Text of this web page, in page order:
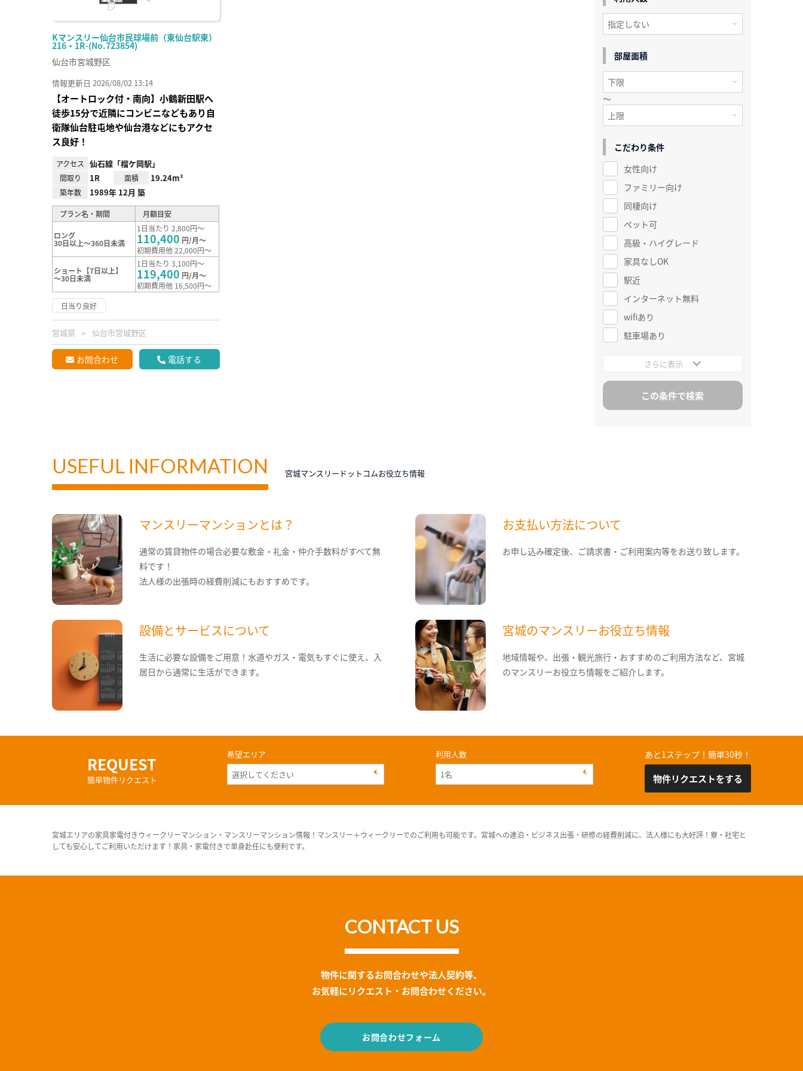
Kマンスリー仙台市民球場前（東仙台駅東）
216・1R-(No.723854)
仙台市宮城野区
情報更新日 2026/08/02 13:14
【オートロック付・南向】小鶴新田駅へ
徒歩15分で近隣にコンビニなどもあり自
衛隊仙台駐屯地や仙台港などにもアクセ
ス良好！
アクセス 仙石線「榴ケ岡駅」
間取り 1R 面積 19.24m²
築年数 1989年 12月 築
プラン名・期間 月額目安
ロング
30日以上～360日未満
1日当たり 2,800円～
110,400 円/月～
初期費用他 22,000円～
ショート【7日以上】
～30日未満
1日当たり 3,100円～
119,400 円/月～
初期費用他 16,500円～
日当り良好
宮城県 仙台市宮城野区
お問合わせ 電話する
部屋面積
～
こだわり条件
女性向け
ファミリー向け
同棲向け
ペット可
高級・ハイグレード
家具なしOK
駅近
インターネット無料
wifiあり
駐車場あり
さらに表示
USEFUL INFORMATION 宮城マンスリードットコムお役立ち情報
マンスリーマンションとは？
通常の賃貸物件の場合必要な敷金・礼金・仲介手数料がすべて無
料です！
法人様の出張時の経費削減にもおすすめです。
お支払い方法について
お申し込み確定後、ご請求書・ご利用案内等をお送り致します。
設備とサービスについて
生活に必要な設備をご用意！水道やガス・電気もすぐに使え、入
居日から通常に生活ができます。
宮城のマンスリーお役立ち情報
地域情報や、出張・観光旅行・おすすめのご利用方法など、宮城
のマンスリーお役立ち情報をご紹介します。
REQUEST
簡単物件リクエスト
希望エリア 利用人数 あと1ステップ！簡単30秒！
物件リクエストをする
宮城エリアの家具家電付きウィークリーマンション・マンスリーマンション情報！マンスリー＋ウィークリーでのご利用も可能です。宮城への連泊・ビジネス出張・研修の経費削減に、法人様にも大好評！寮・社宅と
しても安心してご利用いただけます！家具・家電付きで単身赴任にも便利です。
CONTACT US
物件に関するお問合わせや法人契約等、
お気軽にリクエスト・お問合わせください。
お問合わせフォーム